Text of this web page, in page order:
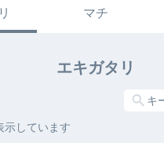
マチ
エキガタリ
示しています